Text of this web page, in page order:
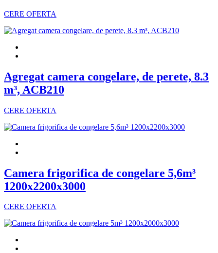
CERE OFERTA
Agregat camera congelare, de perete, 8.3
m³, ACB210
CERE OFERTA
Camera frigorifica de congelare 5,6m³
1200x2200x3000
CERE OFERTA